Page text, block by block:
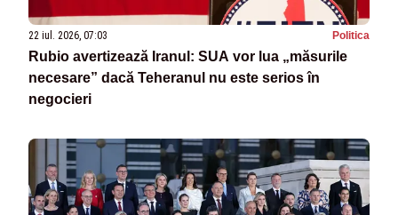
22 iul. 2026, 07:03 Politica
Rubio avertizează Iranul: SUA vor lua „măsurile
necesare” dacă Teheranul nu este serios în
negocieri